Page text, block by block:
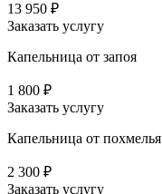
13 950 ₽
Заказать услугу
Капельница от запоя
1 800 ₽
Заказать услугу
Капельница от похмелья
2 300 ₽
Заказать услугу